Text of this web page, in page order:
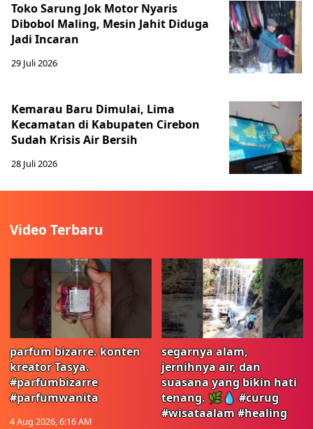
Toko Sarung Jok Motor Nyaris
Dibobol Maling, Mesin Jahit Diduga
Jadi Incaran
29 Juli 2026
Kemarau Baru Dimulai, Lima
Kecamatan di Kabupaten Cirebon
Sudah Krisis Air Bersih
28 Juli 2026
Video Terbaru
parfum bizarre. konten
kreator Tasya.
#parfumbizarre
#parfumwanita
4 Aug 2026, 6:16 AM
segarnya alam,
jernihnya air, dan
suasana yang bikin hati
tenang. 🌿💧 #curug
#wisataalam #healing